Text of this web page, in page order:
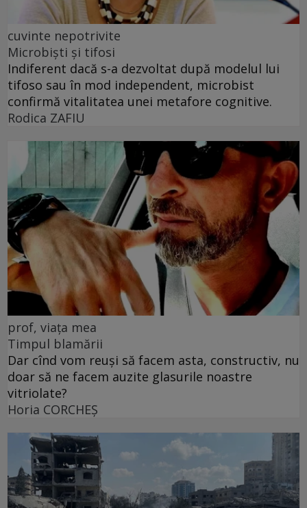
cuvinte nepotrivite
Microbiști și tifosi
Indiferent dacă s-a dezvoltat după modelul lui
tifoso sau în mod independent, microbist
confirmă vitalitatea unei metafore cognitive.
Rodica ZAFIU
prof, viața mea
Timpul blamării
Dar cînd vom reuși să facem asta, constructiv, nu
doar să ne facem auzite glasurile noastre
vitriolate?
Horia CORCHEŞ